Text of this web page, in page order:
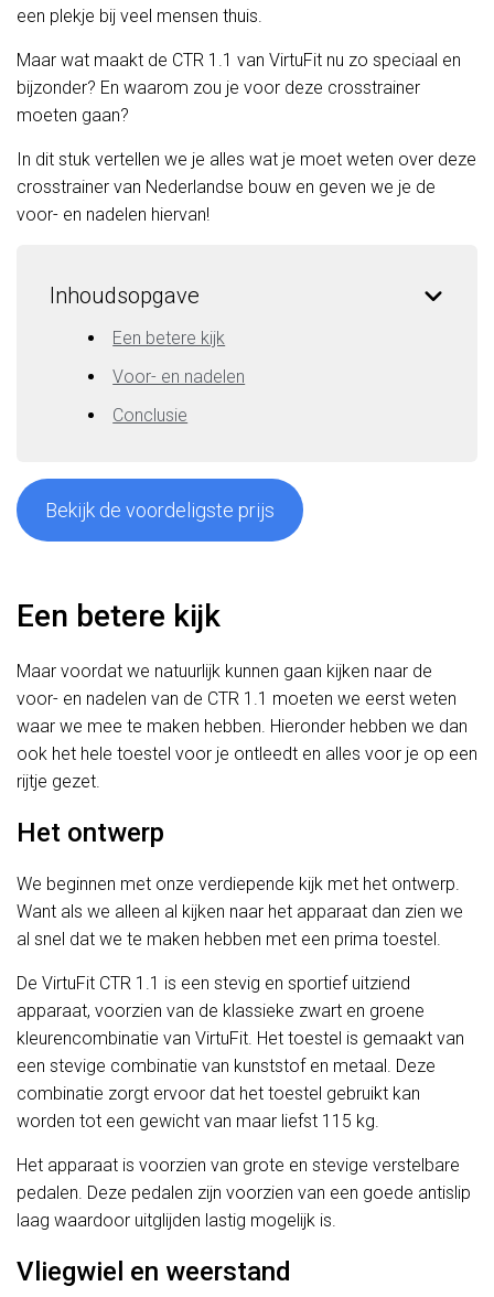
een plekje bij veel mensen thuis.
Maar wat maakt de CTR 1.1 van VirtuFit nu zo speciaal en
bijzonder? En waarom zou je voor deze crosstrainer
moeten gaan?
In dit stuk vertellen we je alles wat je moet weten over deze
crosstrainer van Nederlandse bouw en geven we je de
voor- en nadelen hiervan!
Inhoudsopgave
Een betere kijk
Voor- en nadelen
Conclusie
Bekijk de voordeligste prijs
Een betere kijk
Maar voordat we natuurlijk kunnen gaan kijken naar de
voor- en nadelen van de CTR 1.1 moeten we eerst weten
waar we mee te maken hebben. Hieronder hebben we dan
ook het hele toestel voor je ontleedt en alles voor je op een
rijtje gezet.
Het ontwerp
We beginnen met onze verdiepende kijk met het ontwerp.
Want als we alleen al kijken naar het apparaat dan zien we
al snel dat we te maken hebben met een prima toestel.
De VirtuFit CTR 1.1 is een stevig en sportief uitziend
apparaat, voorzien van de klassieke zwart en groene
kleurencombinatie van VirtuFit. Het toestel is gemaakt van
een stevige combinatie van kunststof en metaal. Deze
combinatie zorgt ervoor dat het toestel gebruikt kan
worden tot een gewicht van maar liefst 115 kg.
Het apparaat is voorzien van grote en stevige verstelbare
pedalen. Deze pedalen zijn voorzien van een goede antislip
laag waardoor uitglijden lastig mogelijk is.
Vliegwiel en weerstand